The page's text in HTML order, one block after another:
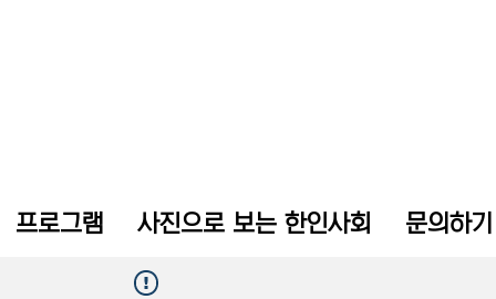
프로그램 사진으로 보는 한인사회 문의하기